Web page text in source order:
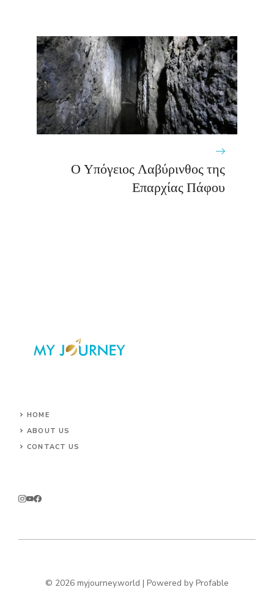
Ο Υπόγειος Λαβύρινθος της
Επαρχίας Πάφου
HOME
ABOUT US
CONTACT US
© 2026 myjourney.world | Powered by Profable